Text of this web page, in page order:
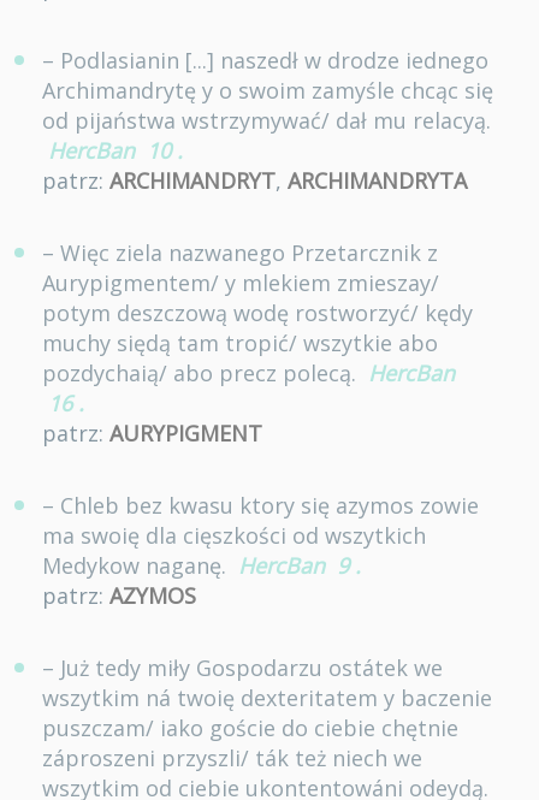
– Podlasianin [...] naszedł w drodze iednego
Archimandrytę y o swoim zamyśle chcąc się
od pijaństwa wstrzymywać/ dał mu relacyą.
HercBan 10 .
patrz: ARCHIMANDRYT, ARCHIMANDRYTA
– Więc ziela nazwanego Przetarcznik z
Aurypigmentem/ y mlekiem zmieszay/
potym deszczową wodę rostworzyć/ kędy
muchy siędą tam tropić/ wszytkie abo
pozdychaią/ abo precz polecą. HercBan
16 .
patrz: AURYPIGMENT
– Chleb bez kwasu ktory się azymos zowie
ma swoię dla cięszkości od wszytkich
Medykow naganę. HercBan 9 .
patrz: AZYMOS
– Już tedy miły Gospodarzu ostátek we
wszytkim ná twoię dexteritatem y baczenie
puszczam/ iako goście do ciebie chętnie
záproszeni przyszli/ ták też niech we
wszytkim od ciebie ukontentowáni odeydą.